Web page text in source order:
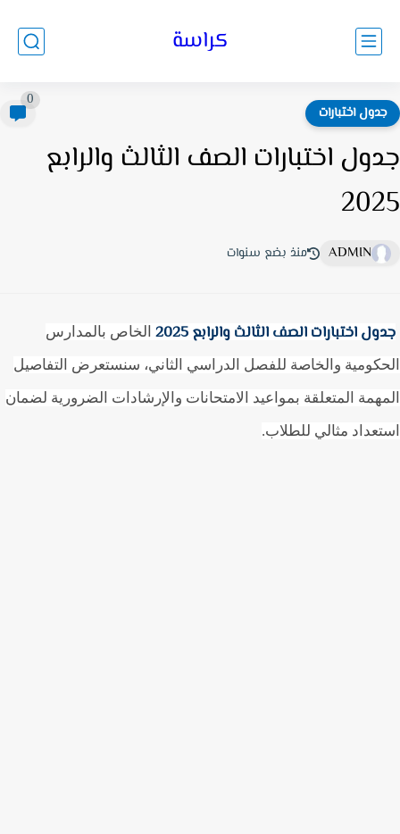
كراسة
اختبارات
اختبارات الصف الثالث والرابع
ADMIN منذ بضع سنوات
اختبارات الصف الثالث والرابع 2025
الخاص بالمدارس
والخاصة للفصل الدراسي الثاني، سنستعرض التفاصيل
المتعلقة بمواعيد الامتحانات والإرشادات الضرورية لضمان
مثالي للطلاب.